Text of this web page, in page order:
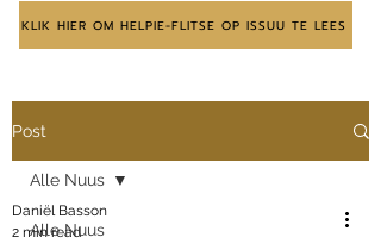
KLIK HIER OM HELPIE-FLITSE OP ISSUU TE LEES
Post
Alle Nuus
Alle Nuus
Daniël Basson
2 min read